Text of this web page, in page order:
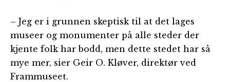
– Jeg er i grunnen skeptisk til at det lages
museer og monumenter på alle steder der
kjente folk har bodd, men dette stedet har så
mye mer, sier Geir O. Kløver, direktør ved
Frammuseet.